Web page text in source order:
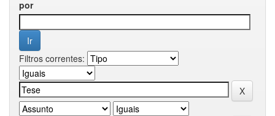
por
Filtros correntes: